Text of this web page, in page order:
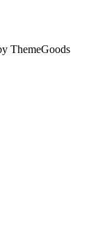
ThemeGoods